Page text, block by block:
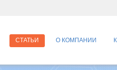
СТАТЬИ О КОМПАНИИ